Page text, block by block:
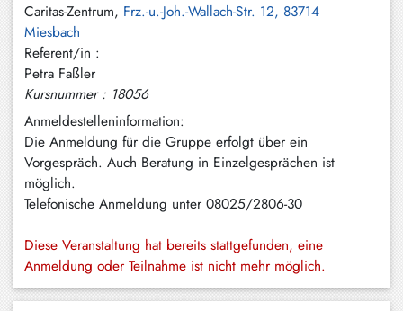
Caritas-Zentrum, Frz.-u.-Joh.-Wallach-Str. 12, 83714
Miesbach
Referent/in :
Petra Faßler
Kursnummer : 18056
Anmeldestelleninformation:
Die Anmeldung für die Gruppe erfolgt über ein
Vorgespräch. Auch Beratung in Einzelgesprächen ist
möglich.
Telefonische Anmeldung unter 08025/2806-30
Diese Veranstaltung hat bereits stattgefunden, eine
Anmeldung oder Teilnahme ist nicht mehr möglich.
Leitzachtal
Miesbach
Neuhaus
Niklasreuth
Otterfing
Rottach-
Schaftlach
/
Waakirchen